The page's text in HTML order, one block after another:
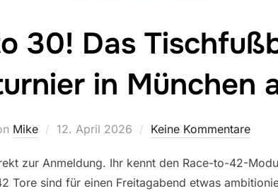
30! Das
in München
Mike
Veröffentlicht
12. April 2026 Keine Kommentare
zur Anmeldung. Ihr kennt den Race-to-42-
Tore sind für einen Freitagabend etwas